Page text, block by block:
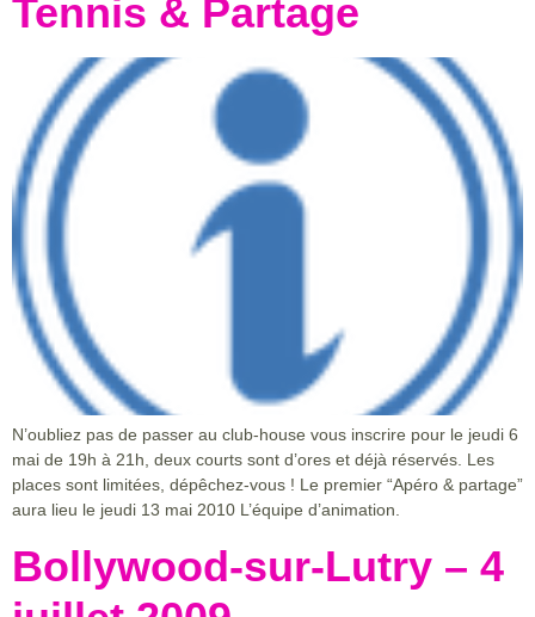
Tennis & Partage
N’oubliez pas de passer au club-house vous inscrire pour le jeudi 6
mai de 19h à 21h, deux courts sont d’ores et déjà réservés. Les
places sont limitées, dépêchez-vous ! Le premier “Apéro & partage”
aura lieu le jeudi 13 mai 2010 L’équipe d’animation.
Bollywood-sur-Lutry – 4